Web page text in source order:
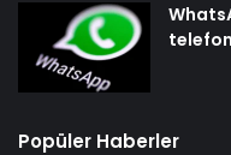
Popüler Haberler